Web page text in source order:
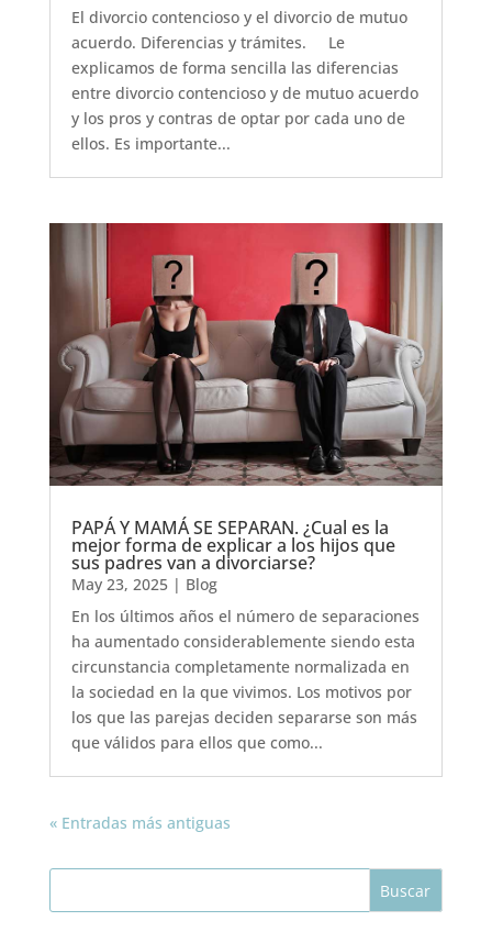
El divorcio contencioso y el divorcio de mutuo
acuerdo. Diferencias y trámites. Le
explicamos de forma sencilla las diferencias
entre divorcio contencioso y de mutuo acuerdo
y los pros y contras de optar por cada uno de
ellos. Es importante...
PAPÁ Y MAMÁ SE SEPARAN. ¿Cual es la
mejor forma de explicar a los hijos que
sus padres van a divorciarse?
May 23, 2025| Blog
En los últimos años el número de separaciones
ha aumentado considerablemente siendo esta
circunstancia completamente normalizada en
la sociedad en la que vivimos. Los motivos por
los que las parejas deciden separarse son más
que válidos para ellos que como...
« Entradas más antiguas